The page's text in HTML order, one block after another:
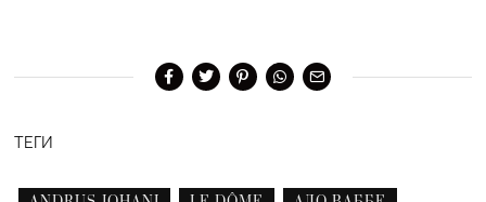
ТЕГИ